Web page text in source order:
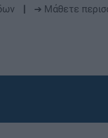
➔ Μάθετε